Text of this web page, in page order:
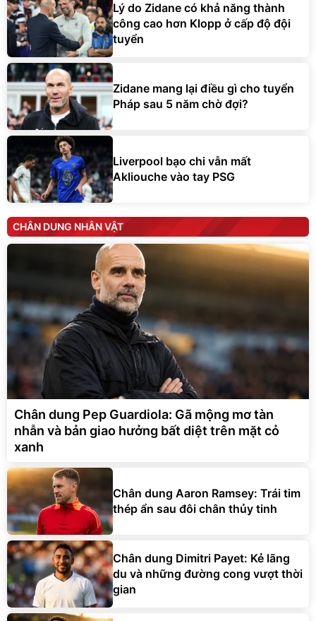
Lý do Zidane có khả năng thành
công cao hơn Klopp ở cấp độ đội
tuyển
Zidane mang lại điều gì cho tuyển
Pháp sau 5 năm chờ đợi?
Liverpool bạo chi vẫn mất
Akliouche vào tay PSG
CHÂN DUNG NHÂN VẬT
Chân dung Pep Guardiola: Gã mộng mơ tàn
nhẫn và bản giao hưởng bất diệt trên mặt cỏ
xanh
Chân dung Aaron Ramsey: Trái tim
thép ẩn sau đôi chân thủy tinh
Chân dung Dimitri Payet: Kẻ lãng
du và những đường cong vượt thời
gian